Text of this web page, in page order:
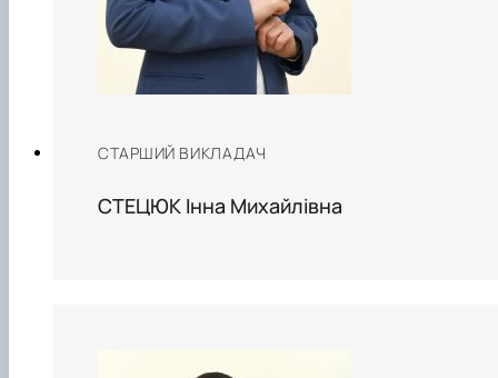
СТАРШИЙ ВИКЛАДАЧ
СТЕЦЮК Інна Михайлівна